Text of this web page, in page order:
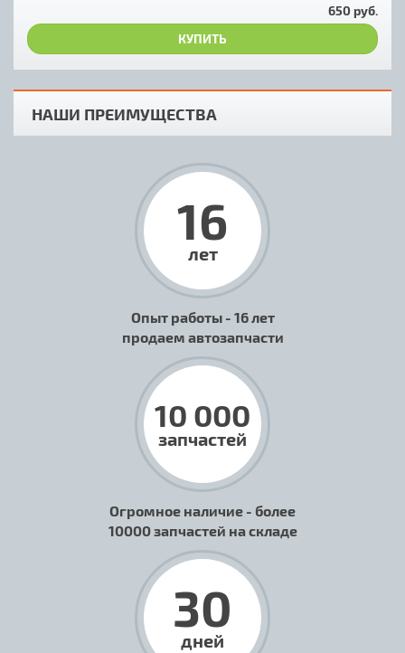
650 руб.
КУПИТЬ
НАШИ ПРЕИМУЩЕСТВА
16
лет
Опыт работы - 16 лет
продаем автозапчасти
10 000
запчастей
Огромное наличие - более
10000 запчастей на складе
30
дней